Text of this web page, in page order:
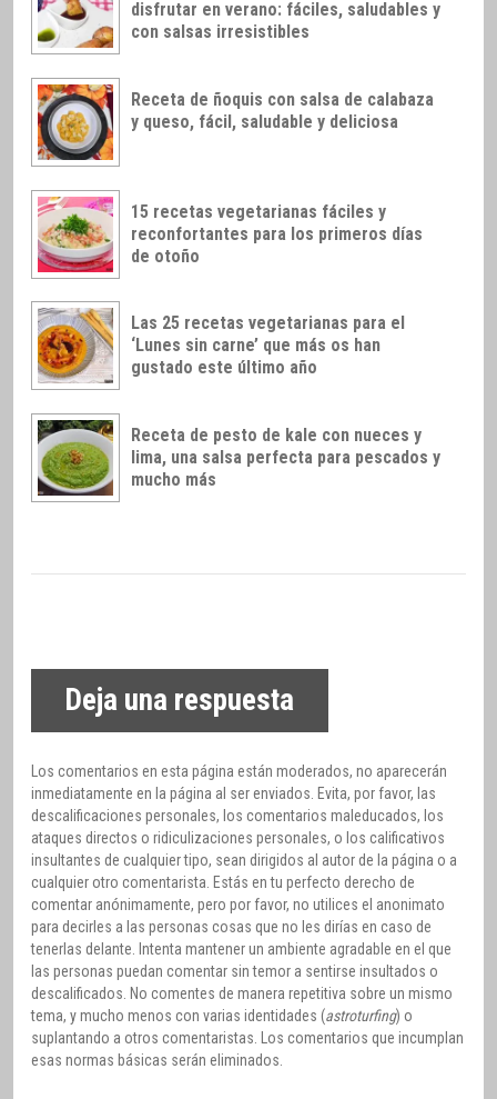
disfrutar en verano: fáciles, saludables y
con salsas irresistibles
Receta de ñoquis con salsa de calabaza
y queso, fácil, saludable y deliciosa
15 recetas vegetarianas fáciles y
reconfortantes para los primeros días
de otoño
Las 25 recetas vegetarianas para el
‘Lunes sin carne’ que más os han
gustado este último año
Receta de pesto de kale con nueces y
lima, una salsa perfecta para pescados y
mucho más
Deja una respuesta
Los comentarios en esta página están moderados, no aparecerán
inmediatamente en la página al ser enviados. Evita, por favor, las
descalificaciones personales, los comentarios maleducados, los
ataques directos o ridiculizaciones personales, o los calificativos
insultantes de cualquier tipo, sean dirigidos al autor de la página o a
cualquier otro comentarista. Estás en tu perfecto derecho de
comentar anónimamente, pero por favor, no utilices el anonimato
para decirles a las personas cosas que no les dirías en caso de
tenerlas delante. Intenta mantener un ambiente agradable en el que
las personas puedan comentar sin temor a sentirse insultados o
descalificados. No comentes de manera repetitiva sobre un mismo
tema, y mucho menos con varias identidades (astroturfing) o
suplantando a otros comentaristas. Los comentarios que incumplan
esas normas básicas serán eliminados.